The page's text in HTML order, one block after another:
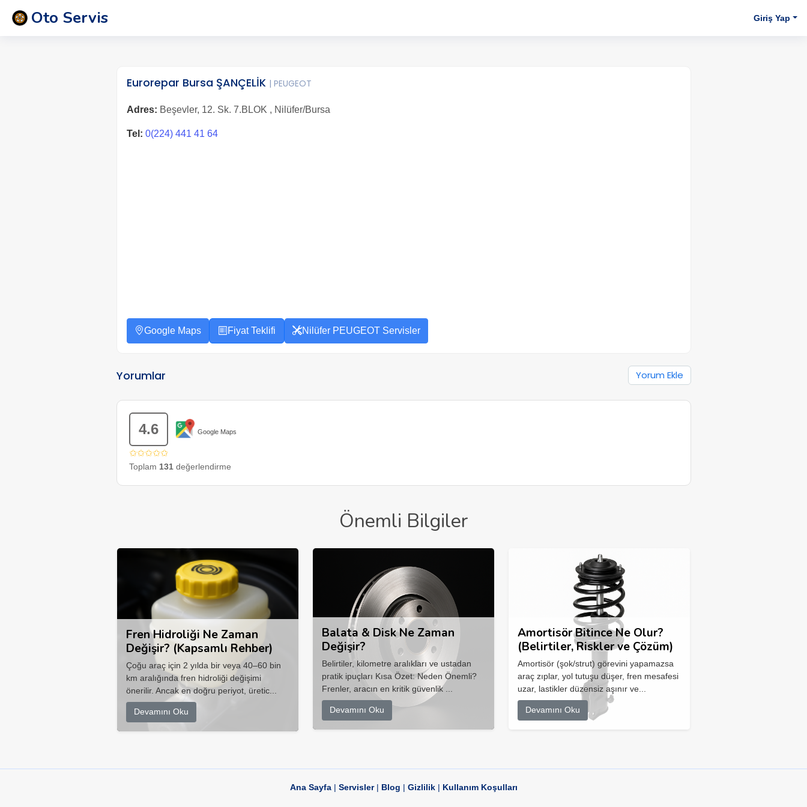
Oto Servis Giriş Yap
Eurorepar Bursa ŞANÇELİK | PEUGEOT
Adres: Beşevler, 12. Sk. 7.BLOK , Nilüfer/Bursa
Tel: 0(224) 441 41 64
Google Maps Fiyat Teklifi Nilüfer PEUGEOT Servisler
Yorumlar Yorum Ekle
4.6 Google Maps
✩✩✩✩✩
Toplam 131değerlendirme
Önemli Bilgiler
Fren Hidroliği Ne Zaman
Değişir? (Kapsamlı Rehber)
Çoğu araç için 2 yılda bir veya 40–60 bin
km aralığında fren hidroliği değişimi
önerilir. Ancak en doğru periyot, üretic...
Devamını Oku
Balata & Disk Ne Zaman
Değişir?
Belirtiler, kilometre aralıkları ve ustadan
pratik ipuçları Kısa Özet: Neden Önemli?
Frenler, aracın en kritik güvenlik ...
Devamını Oku
Amortisör Bitince Ne Olur?
(Belirtiler, Riskler ve Çözüm)
Amortisör (şok/strut) görevini yapamazsa
araç zıplar, yol tutuşu düşer, fren mesafesi
uzar, lastikler düzensiz aşınır ve...
Devamını Oku
Ana Sayfa| Servisler| Blog | Gizlilik| Kullanım Koşulları